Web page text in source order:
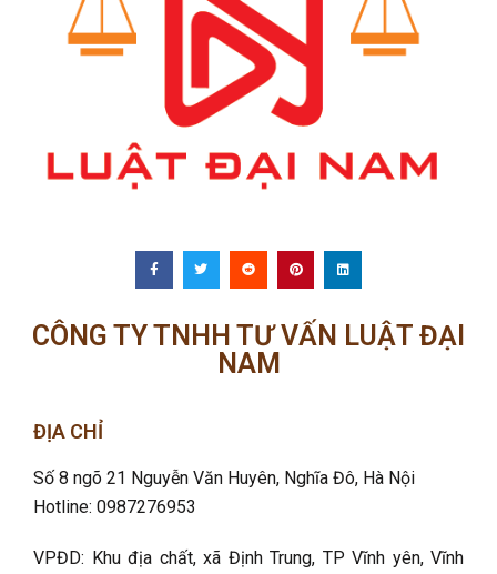
CÔNG TY TNHH TƯ VẤN LUẬT ĐẠI
NAM
ĐỊA CHỈ
Số 8 ngõ 21 Nguyễn Văn Huyên, Nghĩa Đô, Hà Nội
Hotline: 0987276953
VPĐD: Khu địa chất, xã Định Trung, TP Vĩnh yên, Vĩnh